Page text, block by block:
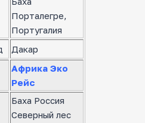
Порталегре,
Португалия
Дакар
Африка Эко
Рейс
Баха Россия
Северный лес